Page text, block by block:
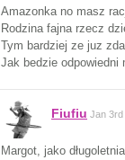
Amazonka no masz
Rodzina fajna rzecz
Tym bardziej ze juz
Jak bedzie odpowiedni
Fiufiu Jan 3rd
Margot, jako